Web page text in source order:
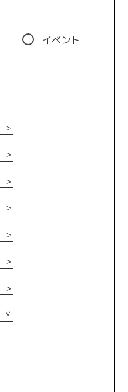
イベント
＞
＞
＞
＞
＞
＞
＞
＞